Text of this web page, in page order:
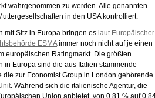
wahrgenommen zu werden. Alle genannten
in den USA kontrolliert.
mit Sitz in Europa bringen es laut Europäischer
ESMAimmer noch nicht auf je einen
europäischen Ratingmarkt. Die größten
in Europa sind die aus Italien stammende
die zur Economist Group in London gehörende
. Während sich die italienische Agentur, die
Union anbietet, von 0,81 % auf